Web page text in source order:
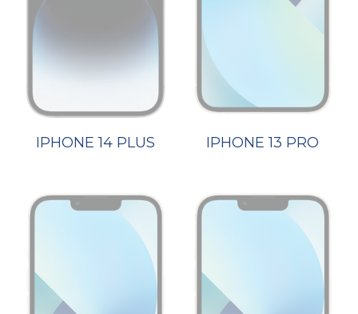
IPHONE 14 PLUS IPHONE 13 PRO